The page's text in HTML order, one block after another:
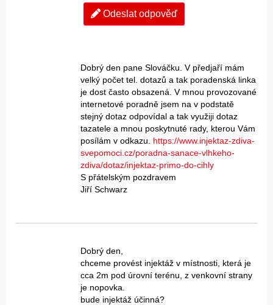
Odeslat odpověď
Dobrý den pane Slováčku. V předjaří mám
velký počet tel. dotazů a tak poradenská linka
je dost často obsazená. V mnou provozované
internetové poradně jsem na v podstatě
stejný dotaz odpovídal a tak využiji dotaz
tazatele a mnou poskytnuté rady, kterou Vám
posílám v odkazu. https://www.injektaz-zdiva-
svepomoci.cz/poradna-sanace-vlhkeho-
zdiva/dotaz/injektaz-primo-do-cihly
S přátelským pozdravem
Jiří Schwarz
Dobrý den,
chceme provést injektáž v místnosti, která je
cca 2m pod úrovní terénu, z venkovní strany
je nopovka.
bude injektáž účinná?